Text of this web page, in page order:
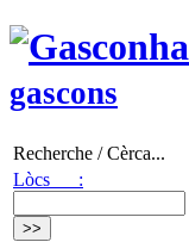
gascons
Recherche / Cèrca...
Lòcs :